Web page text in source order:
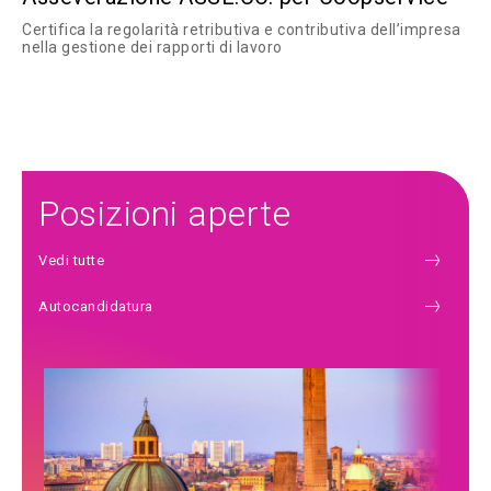
Certifica la regolarità retributiva e contributiva dell’impresa
nella gestione dei rapporti di lavoro
Posizioni aperte
Vedi tutte
Autocandidatura